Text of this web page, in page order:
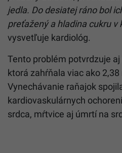
jedla. Do desiatej ráno bol
preťažený a hladina cukru v
vysvetľuje kardiológ.
Tento problém potvrdzuje aj
ktorá zahŕňala viac ako
Vynechávanie raňajok
kardiovaskulárnych
srdca, mŕtvice aj úmrtí na